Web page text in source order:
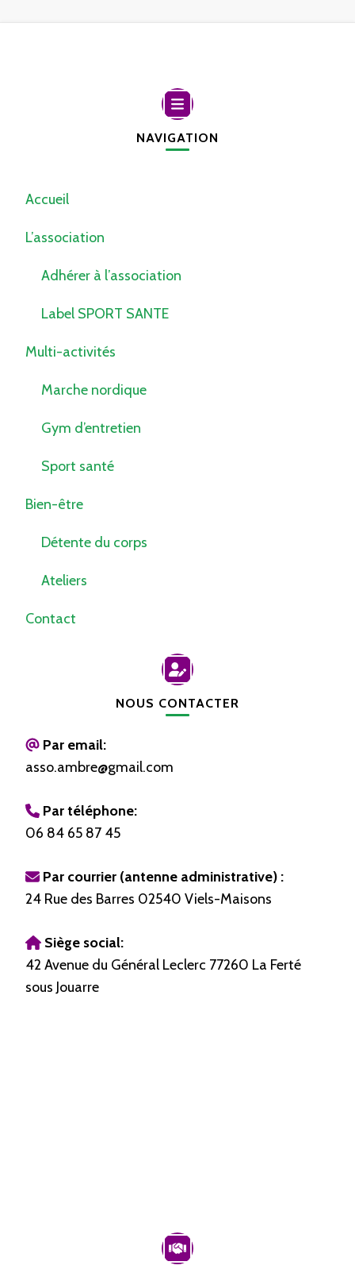
NAVIGATION
Accueil
L’association
Adhérer à l’association
Label SPORT SANTE
Multi-activités
Marche nordique
Gym d’entretien
Sport santé
Bien-être
Détente du corps
Ateliers
Contact
NOUS CONTACTER
Par email:
asso.ambre@gmail.com
Par téléphone:
06 84 65 87 45
Par courrier (antenne administrative) :
24 Rue des Barres 02540 Viels-Maisons
Siège social:
42 Avenue du Général Leclerc 77260 La Ferté
sous Jouarre